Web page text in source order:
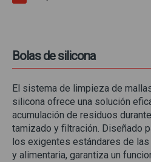
Bolas de silicona
El sistema de limpieza de
silicona ofrece una solución
acumulación de residuos
tamizado y filtración. Diseñado
los exigentes estándares de
y alimentaria, garantiza un